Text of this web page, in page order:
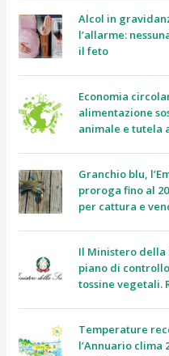
Alcol in
l’allarme:
il feto
Economia
alimentazione
animale e tutela
Granchio blu,
proroga fino al
per cattura e
Il Ministero
piano di
tossine vegetali.
Temperature
l’Annuario clima